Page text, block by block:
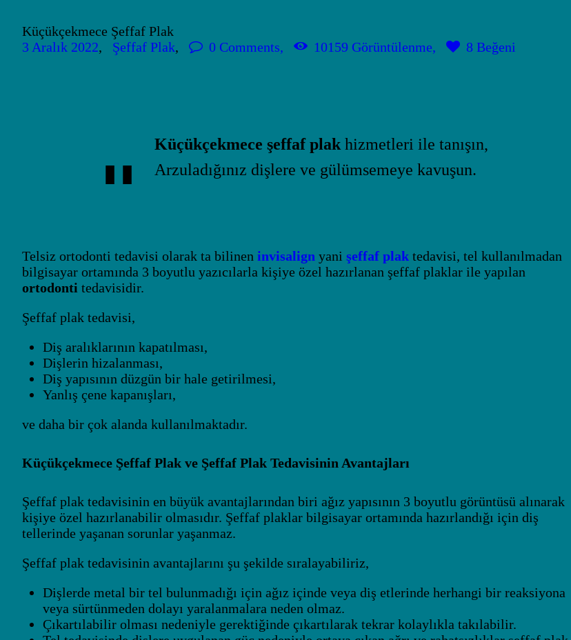
Basın
İletişim
Küçükçekmece Şeffaf Plak
3 Aralık 2022
Şeffaf Plak 0 Comments 10159 Görüntülenme 8 Beğeni
Küçükçekmece şeffaf plak hizmetleri ile tanışın,
Arzuladığınız dişlere ve gülümsemeye kavuşun.
Telsiz ortodonti tedavisi olarak ta bilinen invisalign yani şeffaf plak tedavisi, tel kullanılmadan
bilgisayar ortamında 3 boyutlu yazıcılarla kişiye özel hazırlanan şeffaf plaklar ile yapılan
ortodonti tedavisidir.
Şeffaf plak tedavisi,
Diş aralıklarının kapatılması,
Dişlerin hizalanması,
Diş yapısının düzgün bir hale getirilmesi,
Yanlış çene kapanışları,
ve daha bir çok alanda kullanılmaktadır.
Küçükçekmece Şeffaf Plak ve Şeffaf Plak Tedavisinin Avantajları
Şeffaf plak tedavisinin en büyük avantajlarından biri ağız yapısının 3 boyutlu görüntüsü alınarak
kişiye özel hazırlanabilir olmasıdır. Şeffaf plaklar bilgisayar ortamında hazırlandığı için diş
tellerinde yaşanan sorunlar yaşanmaz.
Şeffaf plak tedavisinin avantajlarını şu şekilde sıralayabiliriz,
Dişlerde metal bir tel bulunmadığı için ağız içinde veya diş etlerinde herhangi bir reaksiyona
veya sürtünmeden dolayı yaralanmalara neden olmaz.
Çıkartılabilir olması nedeniyle gerektiğinde çıkartılarak tekrar kolaylıkla takılabilir.